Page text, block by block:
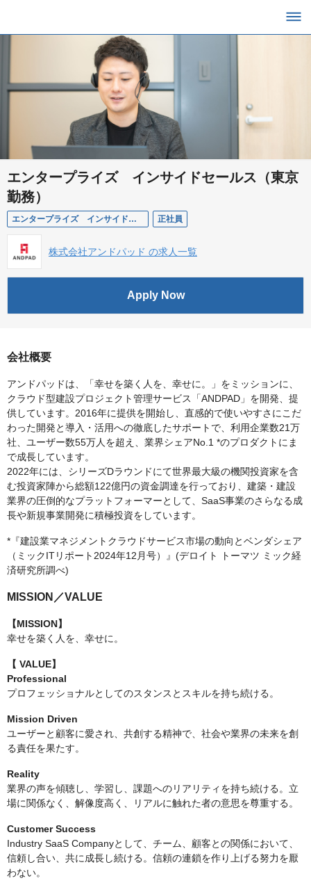
エンタープライズ インサイドセールス（東京
勤務）
エンタープライズ インサイドセールス（東京勤務） 正社員
株式会社アンドパッド の求人一覧
Apply Now
会社概要
アンドパッドは、「幸せを築く人を、幸せに。」をミッションに、
クラウド型建設プロジェクト管理サービス「ANDPAD」を開発、提
供しています。2016年に提供を開始し、直感的で使いやすさにこだ
わった開発と導入・活用への徹底したサポートで、利用企業数21万
社、ユーザー数55万人を超え、業界シェアNo.1 *のプロダクトにま
で成長しています。
2022年には、シリーズDラウンドにて世界最大級の機関投資家を含
む投資家陣から総額122億円の資金調達を行っており、建築・建設
業界の圧倒的なプラットフォーマーとして、SaaS事業のさらなる成
長や新規事業開発に積極投資をしています。
*『建設業マネジメントクラウドサービス市場の動向とベンダシェア
（ミックITリポート2024年12月号）』(デロイト トーマツ ミック経
済研究所調べ)
MISSION／VALUE
【MISSION】
幸せを築く人を、幸せに。
【 VALUE】
Professional
プロフェッショナルとしてのスタンスとスキルを持ち続ける。
Mission Driven
ユーザーと顧客に愛され、共創する精神で、社会や業界の未来を創
る責任を果たす。
Reality
業界の声を傾聴し、学習し、課題へのリアリティを持ち続ける。立
場に関係なく、解像度高く、リアルに触れた者の意思を尊重する。
Customer Success
Industry SaaS Companyとして、チーム、顧客との関係において、
信頼し合い、共に成長し続ける。信頼の連鎖を作り上げる努力を厭
わない。